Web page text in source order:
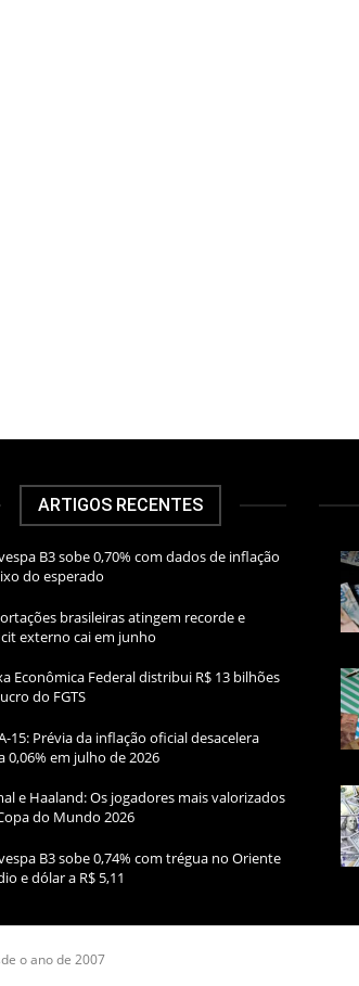
ARTIGOS RECENTES
B3 sobe 0,70% com dados de inflação
do esperado
brasileiras atingem recorde e
externo cai em junho
Econômica Federal distribui R$ 13 bilhões
do FGTS
15: Prévia da inflação oficial desacelera
0,06% em julho de 2026
e Haaland: Os jogadores mais valorizados
do Mundo 2026
B3 sobe 0,74% com trégua no Oriente
e dólar a R$ 5,11
o ano de 2007